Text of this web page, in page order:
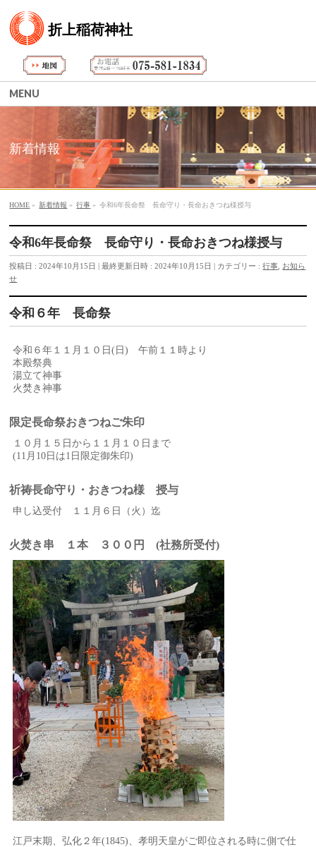
折上稲荷神社
MENU
新着情報
HOME » 新着情報 » 行事 » 令和6年長命祭 長命守り・長命おきつね様授与
令和6年長命祭 長命守り・長命おきつね様授与
投稿日 : 2024年10月15日 最終更新日時 : 2024年10月15日 カテゴリー :行事 お知ら
せ
令和６年 長命祭
令和６年１１月１０日(日) 午前１１時より
本殿祭典
湯立て神事
火焚き神事
限定長命祭おきつねご朱印
１０月１５日から１１月１０日まで
(11月10日は1日限定御朱印)
祈祷長命守り・おきつね様 授与
申し込受付 １１月６日（火）迄
火焚き串 １本 ３００円 (社務所受付)
江戸末期、弘化２年(1845)、孝明天皇がご即位される時に側で仕